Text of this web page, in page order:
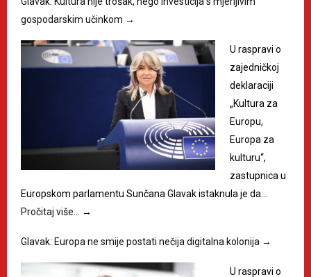
gospodarskim učinkom →
U raspravi o
zajedničkoj
deklaraciji
„Kultura za
Europu,
Europa za
kulturu“,
zastupnica u
Europskom parlamentu Sunčana Glavak istaknula je da…
Pročitaj više… →
Glavak: Europa ne smije postati nečija digitalna kolonija →
U raspravi o